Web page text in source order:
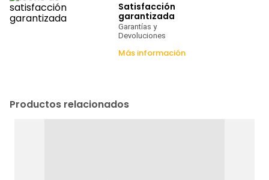
Satisfacción
garantizada
Garantías y
Devoluciones
Más información
Productos relacionados